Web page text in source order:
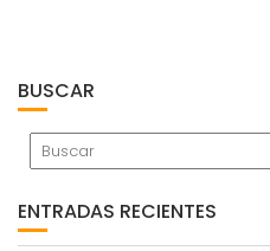
BUSCAR
ENTRADAS RECIENTES